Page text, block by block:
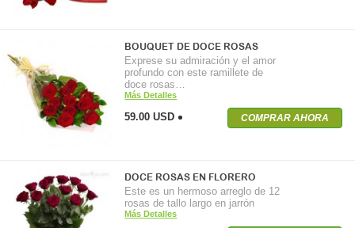
BOUQUET DE DOCE ROSAS
Exprese su admiración y el amor
profundo con este ramillete de
doce rosas…
Más Detalles
59.00 USD COMPRAR AHORA
DOCE ROSAS EN FLORERO
Este es un hermoso arreglo de 12
rosas de tallo largo en jarrón
Más Detalles